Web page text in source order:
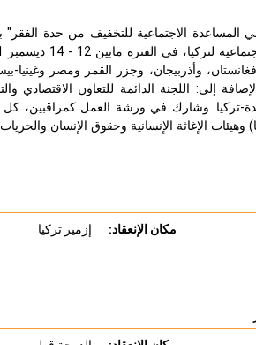
الاجتماعية للتخفيف من حدة الفقر"
وأذربيجان، وجزر القمر ومصر وغينيا-
إلى: اللجنة الدائمة للتعاون الاقتصادي
تركيا. وشارك في ورشة العمل كمراقبين،
وهيئات الإغاثة الإنسانية وحقوق الإنسان
مكان الإنعقاد: إزمير تركيا